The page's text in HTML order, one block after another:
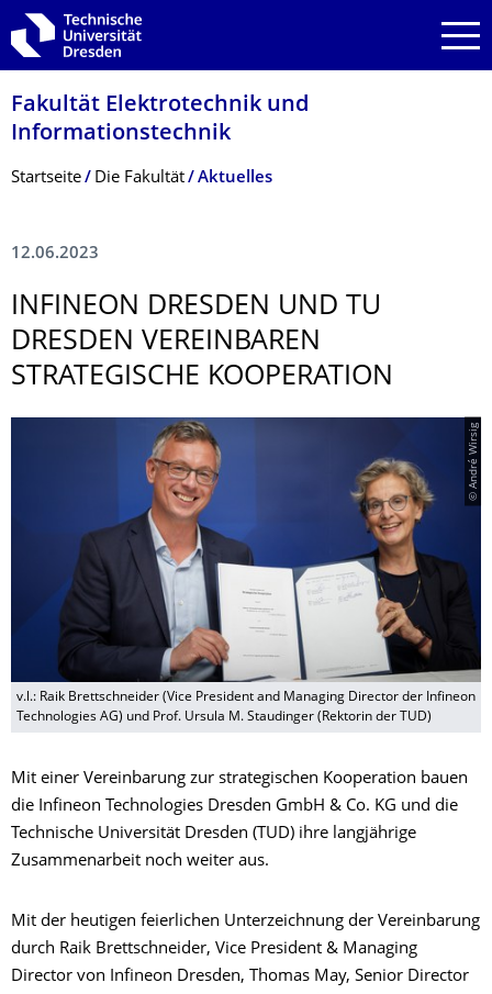
Zur Hauptnavigation springen
Zur Suche springen
Zum Inhalt springen
Fakultät Elektrotechnik und
Informationstech­nik
Breadcrumb-Menü
Startseite Die Fakultät Aktuelles
12.06.2023
INFINEON DRESDEN UND TU
DRESDEN VEREINBAREN
STRATEGISCHE KOOPERATION
© André Wirsig
v.l.: Raik Brettschneider (Vice President and Managing Director der Infineon
Technologies AG) und Prof. Ursula M. Staudinger (Rektorin der TUD)
Mit einer Vereinbarung zur strategischen Kooperation bauen
die Infineon Technologies Dresden GmbH & Co. KG und die
Technische Universität Dresden (TUD) ihre langjährige
Zusammenarbeit noch weiter aus.
Mit der heutigen feierlichen Unterzeichnung der Vereinbarung
durch Raik Brettschneider, Vice President & Managing
Director von Infineon Dresden, Thomas May, Senior Director